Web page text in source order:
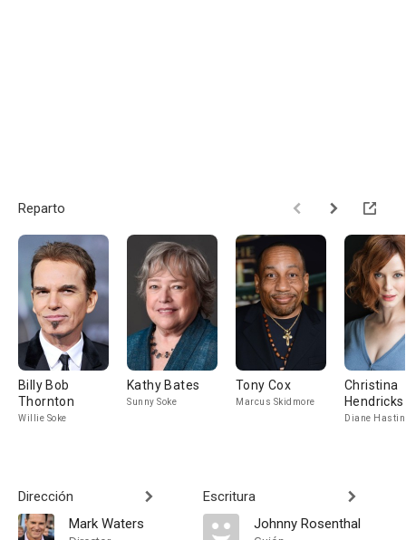
Reparto
Billy Bob
Thornton
Willie Soke
Kathy Bates
Sunny Soke
Tony Cox
Marcus Skidmore
Christina
Hendricks
Diane
Dirección
Mark Waters
Escritura
Johnny Rosenthal